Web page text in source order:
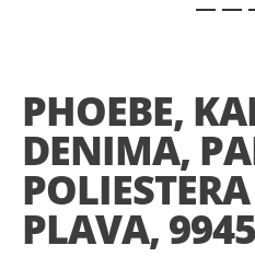
beginning
of
the
images
gallery
PHOEBE,
DENIMA,
PLAVA,